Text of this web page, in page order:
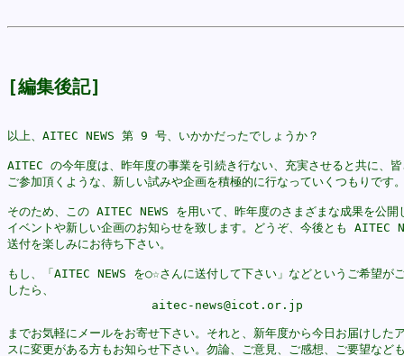
[編集後記]
以上、AITEC NEWS 第 9 号、いかかだったでしょうか？
AITEC の今年度は、昨年度の事業を引続き行ない、充実させると共に、
ご参加頂くような、新しい試みや企画を積極的に行なっていくつもりです
そのため、この AITEC NEWS を用いて、昨年度のさまざまな成果を公開
イベントや新しい企画のお知らせを致します。どうぞ、今後とも AITEC
送付を楽しみにお待ち下さい。
もし、「AITEC NEWS を○☆さんに送付して下さい」などというご希望が
したら、
                    aitec-news@icot.or.jp
までお気軽にメールをお寄せ下さい。それと、新年度から今日お届けした
スに変更がある方もお知らせ下さい。勿論、ご意見、ご感想、ご要望など